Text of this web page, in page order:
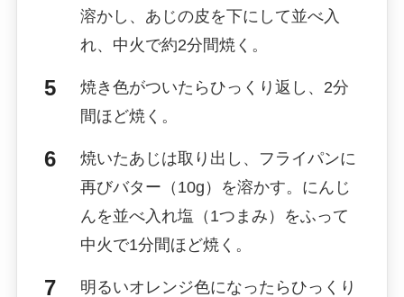
溶かし、あじの皮を下にして並べ入
れ、中火で約2分間焼く。
焼き色がついたらひっくり返し、2分
間ほど焼く。
焼いたあじは取り出し、フライパンに
再びバター（10g）を溶かす。にんじ
んを並べ入れ塩（1つまみ）をふって
中火で1分間ほど焼く。
明るいオレンジ色になったらひっくり